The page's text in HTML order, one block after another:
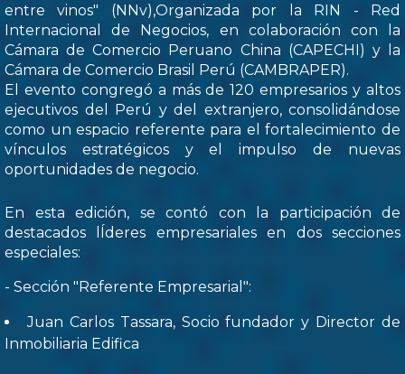
entre vinos" (NNv),Organizada por la RIN - Red
Internacional de Negocios, en colaboración con la
Cámara de Comercio Peruano China (CAPECHI) y la
Cámara de Comercio Brasil Perú (CAMBRAPER).
El evento congregó a más de 120 empresarios y altos
ejecutivos del Perú y del extranjero, consolidándose
como un espacio referente para el fortalecimiento de
vínculos estratégicos y el impulso de nuevas
oportunidades de negocio.
En esta edición, se contó con la participación de
destacados lÍderes empresariales en dos secciones
especiales:
- Sección "Referente Empresarial":
Juan Carlos Tassara, Socio fundador y Director de
Inmobiliaria Edifica